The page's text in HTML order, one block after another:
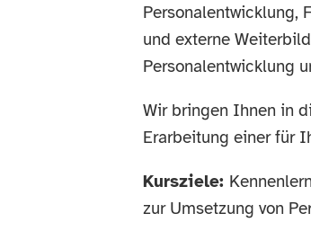
Personalentwicklung,
und externe
Personalentwicklung
Wir bringen Ihnen in
Erarbeitung einer für
Kursziele:
zur Umsetzung von